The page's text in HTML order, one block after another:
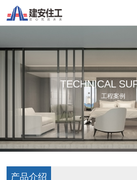
TECHNICAL
工程案例
产品介绍